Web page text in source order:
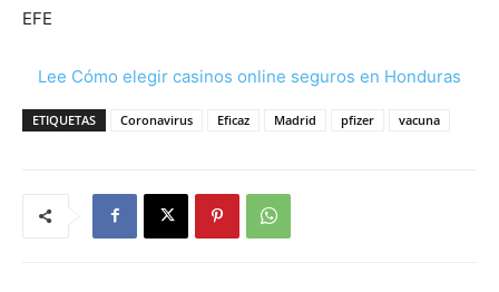
EFE
Lee Cómo elegir casinos online seguros en Honduras
ETIQUETAS Coronavirus Eficaz Madrid pfizer vacuna